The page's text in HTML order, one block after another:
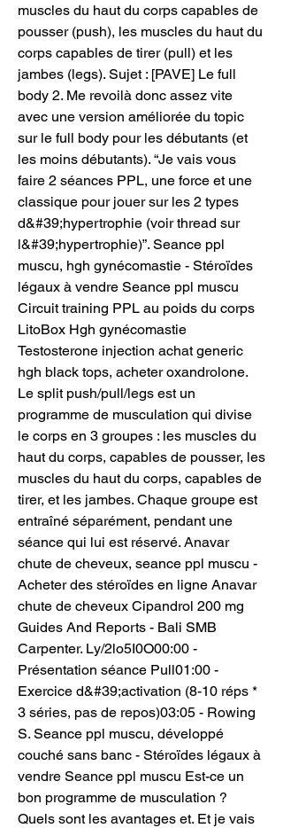
muscles du haut du corps capables de
pousser (push), les muscles du haut du
corps capables de tirer (pull) et les
jambes (legs). Sujet : [PAVE] Le full
body 2. Me revoilà donc assez vite
avec une version améliorée du topic
sur le full body pour les débutants (et
les moins débutants). “Je vais vous
faire 2 séances PPL, une force et une
classique pour jouer sur les 2 types
d&#39;hypertrophie (voir thread sur
l&#39;hypertrophie)”. Seance ppl
muscu, hgh gynécomastie - Stéroïdes
légaux à vendre Seance ppl muscu
Circuit training PPL au poids du corps
LitoBox Hgh gynécomastie
Testosterone injection achat generic
hgh black tops, acheter oxandrolone.
Le split push/pull/legs est un
programme de musculation qui divise
le corps en 3 groupes : les muscles du
haut du corps, capables de pousser, les
muscles du haut du corps, capables de
tirer, et les jambes. Chaque groupe est
entraîné séparément, pendant une
séance qui lui est réservé. Anavar
chute de cheveux, seance ppl muscu -
Acheter des stéroïdes en ligne Anavar
chute de cheveux Cipandrol 200 mg
Guides And Reports - Bali SMB
Carpenter. Ly/2lo5I0O00:00 -
Présentation séance Pull01:00 -
Exercice d&#39;activation (8-10 réps *
3 séries, pas de repos)03:05 - Rowing
S. Seance ppl muscu, développé
couché sans banc - Stéroïdes légaux à
vendre Seance ppl muscu Est-ce un
bon programme de musculation ?
Quels sont les avantages et. Et je vais